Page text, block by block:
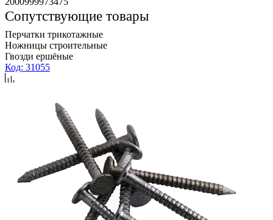
Сопутствующие товары
Перчатки трикотажные
Ножницы строительные
Гвозди ершёные
Код: 31055